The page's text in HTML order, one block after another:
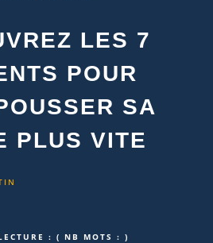
LES 7
POUR
SA
PLUS VITE
: ( NB MOTS : )